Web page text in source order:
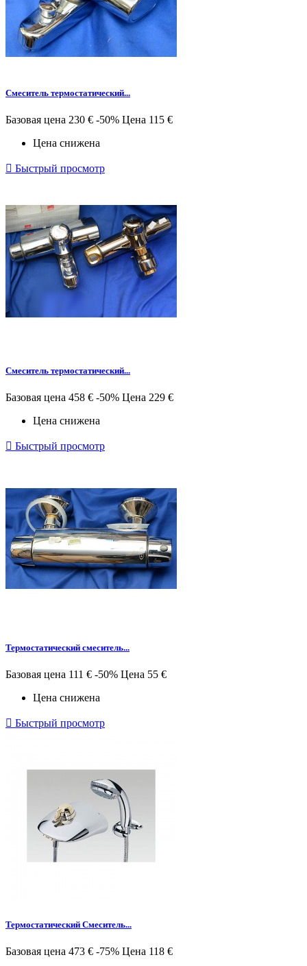
Смеситель термостатический...
Базовая цена 230 € -50% Цена 115 €
Цена снижена
 Быстрый просмотр
Смеситель термостатический...
Базовая цена 458 € -50% Цена 229 €
Цена снижена
 Быстрый просмотр
Термостатический смеситель...
Базовая цена 111 € -50% Цена 55 €
Цена снижена
 Быстрый просмотр
Термостатический Смеситель...
Базовая цена 473 € -75% Цена 118 €